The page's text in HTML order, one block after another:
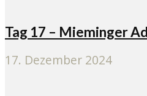
Tag 17 – Mieminger
17. Dezember 2024